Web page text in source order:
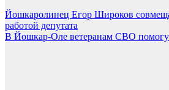
Навигация
по
Йошкаролинец Егор Широков
работой депутата
В Йошкар-Оле ветеранам СВО